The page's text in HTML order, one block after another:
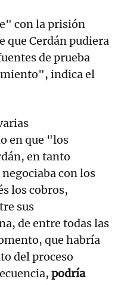
con la prisión
que Cerdán pudiera
de prueba
indica el
en que "los
en tanto
con los
los cobros,
sus
de entre todas las
que habría
del proceso
podría